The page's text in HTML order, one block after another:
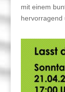
mit einem
hervorragend